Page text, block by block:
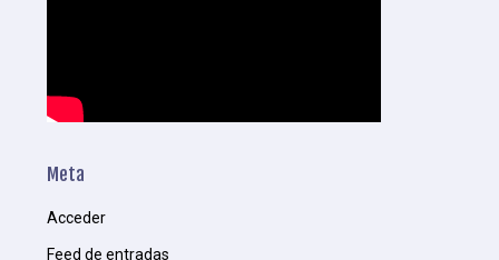
Meta
Acceder
Feed de entradas